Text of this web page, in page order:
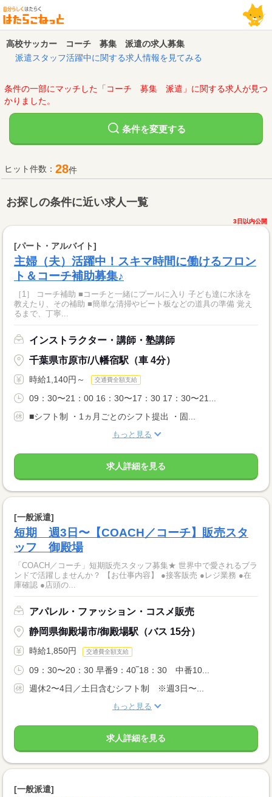
高校サッカー コーチ 募集 派遣の求人募集
派遣スタッフ活躍中に関する求人情報を見てみる
条件の一部にマッチした「コーチ 募集 派遣」に関する求人が見つ
かりました。
条件を変更する
ヒット件数： 28件
お探しの条件に近い求人一覧
3日以内公開
[パート・アルバイト]
主婦（夫）活躍中！スキマ時間に働けるフロン
ト＆コーチ補助募集♪
［1］ コーチ補助 ■コーチと一緒にプールに入り 子ども達に水泳を
教えたり、その補助 ■簡単な清掃やビート板などの道具の準備 覚え
るまで、丁寧...
インストラクター・講師・塾講師
千葉県市原市/八幡宿駅（車 4分）
時給1,140円～ 交通費全額支給
09：30〜21：00 16：30〜17：30 17：30〜21...
■シフト制 ・1ヵ月ごとのシフト提出 ・固...
もっと見る
求人詳細を見る
[一般派遣]
短期 週3日〜【COACH／コーチ】販売スタ
ッフ 御殿場
「COACH／コーチ」短期販売スタッフ募集★ 世界中で愛されるブラ
ンドで活躍しませんか？ 【お仕事内容】 ●接客販売 ●レジ業務 ●在
庫確認 ●店頭の...
アパレル・ファッション・コスメ販売
静岡県御殿場市/御殿場駅（バス 15分）
時給1,850円 交通費全額支給
09：30〜20：30 早番9：40‾18：30 中番10...
週休2〜4日／土日含むシフト制 ※週3日〜...
もっと見る
求人詳細を見る
[一般派遣]